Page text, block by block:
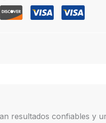
resultados confiables y